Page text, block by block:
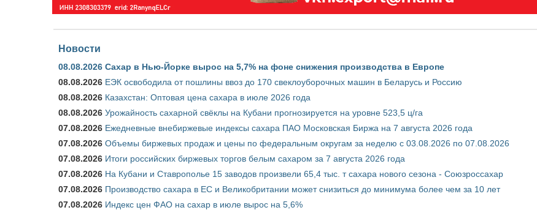
Новости
08.08.2026 Сахар в Нью-Йорке вырос на 5,7% на фоне снижения производства в Европе
08.08.2026 ЕЭК освободила от пошлины ввоз до 170 свеклоуборочных машин в Беларусь и Россию
08.08.2026 Казахстан: Оптовая цена сахара в июле 2026 года
08.08.2026 Урожайность сахарной свёклы на Кубани прогнозируется на уровне 523,5 ц/га
07.08.2026 Ежедневные внебиржевые индексы сахара ПАО Московская Биржа на 7 августа 2026 года
07.08.2026 Объемы биржевых продаж и цены по федеральным округам за неделю с 03.08.2026 по 07.08.2026
07.08.2026 Итоги российских биржевых торгов белым сахаром за 7 августа 2026 года
07.08.2026 На Кубани и Ставрополье 15 заводов произвели 65,4 тыс. т сахара нового сезона - Союзроссахар
07.08.2026 Производство сахара в ЕС и Великобритании может снизиться до минимума более чем за 10 лет
07.08.2026 Индекс цен ФАО на сахар в июле вырос на 5,6%